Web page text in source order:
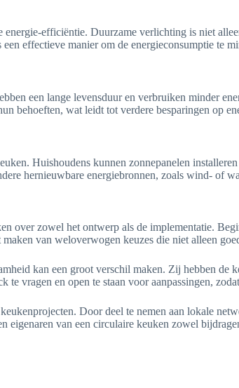
efficiëntie. Duurzame verlichting is niet
effectieve manier om de energieconsumptie te
een lange levensduur en verbruiken minder
behoeften, wat leidt tot verdere besparingen op
Huishoudens kunnen zonnepanelen
hernieuwbare energiebronnen, zoals wind- of
over zowel het ontwerp als de implementatie.
van weloverwogen keuzes die niet alleen
kan een groot verschil maken. Zij hebben
vragen en open te staan voor aanpassingen,
Door deel te nemen aan lokale
van een circulaire keuken zowel